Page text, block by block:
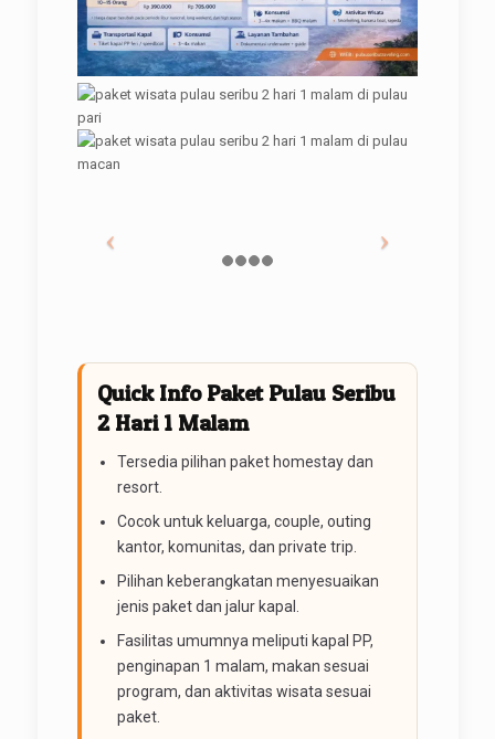
Quick Info Paket Pulau Seribu
2 Hari 1 Malam
Tersedia pilihan paket homestay dan
resort.
Cocok untuk keluarga, couple, outing
kantor, komunitas, dan private trip.
Pilihan keberangkatan menyesuaikan
jenis paket dan jalur kapal.
Fasilitas umumnya meliputi kapal PP,
penginapan 1 malam, makan sesuai
program, dan aktivitas wisata sesuai
paket.